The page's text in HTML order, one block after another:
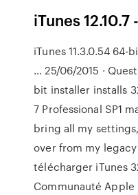
iTunes
iTunes 11.3.0.54
… 25/06/2015 ·
bit installer installs
7 Professional SP1
bring all my
over from my legacy
télécharger iTunes
Communauté